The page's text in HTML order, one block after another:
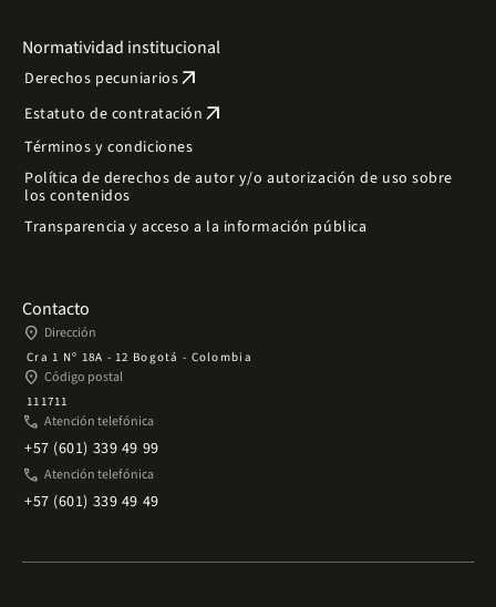
Normatividad institucional
Derechos pecuniariosarrow_outward
Estatuto de contratación arrow_outward
Términos y condiciones
Política de derechos de autor y/o autorización de uso sobre
los contenidos
Transparencia y acceso a la información pública
Contacto
place Dirección
Cra 1 Nº 18A - 12 Bogotá - Colombia
place Código postal
111711
phone Atención telefónica
+57 (601) 339 49 99
phone Atención telefónica
+57 (601) 339 49 49